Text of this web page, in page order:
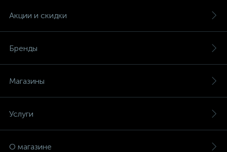
Акции и скидки
Бренды
Магазины
Услуги
О магазине